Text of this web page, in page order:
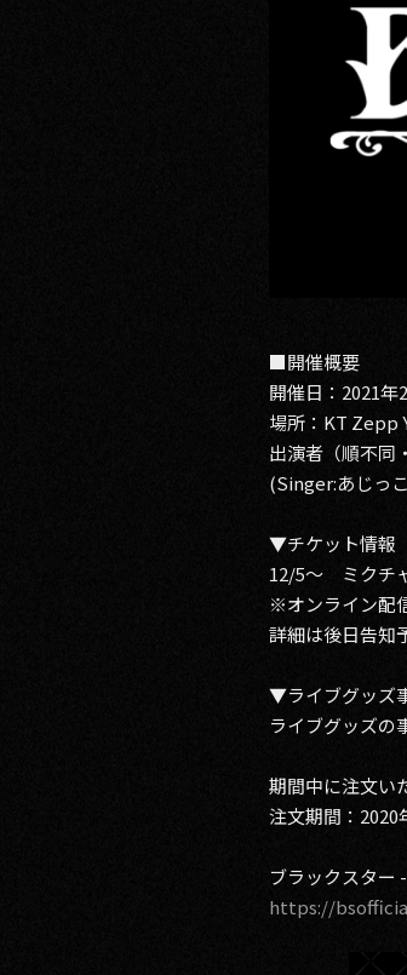
■開催概要
開催日：2021年
場所：KT Zepp
出演者（順不同
(Singer:あじっ
▼チケット情報
12/5～ ミクチ
※オンライン配
詳細は後日告知
▼ライブグッズ
ライブグッズの
期間中に注文い
注文期間：2020
ブラックスタ
https://